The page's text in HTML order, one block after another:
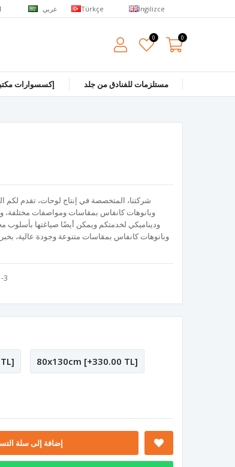
عربي Türkçe İngilizce
0 0
إكسسوارات مستلزمات للفنادق من جلد
شركتنا، المتخصصة في إنتاج لوحات، تقدم لكم
وديناميكي لخدمتكم ويمكن أيضًا صياغتها بأسلوب
3
80x130cm [+330.00 TL]
إضافة إلى سلة